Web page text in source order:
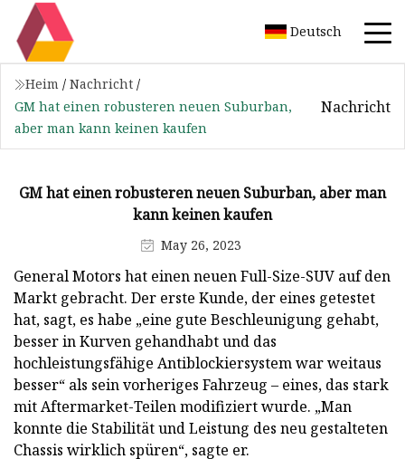
Deutsch
Heim / Nachricht /
GM hat einen robusteren neuen Suburban,
aber man kann keinen kaufen
Nachricht
GM hat einen robusteren neuen Suburban, aber man
kann keinen kaufen
May 26, 2023
General Motors hat einen neuen Full-Size-SUV auf den
Markt gebracht. Der erste Kunde, der eines getestet
hat, sagt, es habe „eine gute Beschleunigung gehabt,
besser in Kurven gehandhabt und das
hochleistungsfähige Antiblockiersystem war weitaus
besser“ als sein vorheriges Fahrzeug – eines, das stark
mit Aftermarket-Teilen modifiziert wurde. „Man
konnte die Stabilität und Leistung des neu gestalteten
Chassis wirklich spüren“, sagte er.